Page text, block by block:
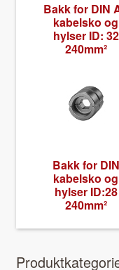
Bakk for DIN
kabel­sko og
hylser ID: 32
240mm²
Bakk for DIN
kabel­sko og
hylser ID:28
240mm²